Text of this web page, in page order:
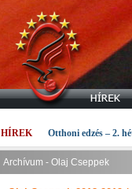
HÍREK Otthoni edzés – 2.
Archívum - Olaj Cseppek